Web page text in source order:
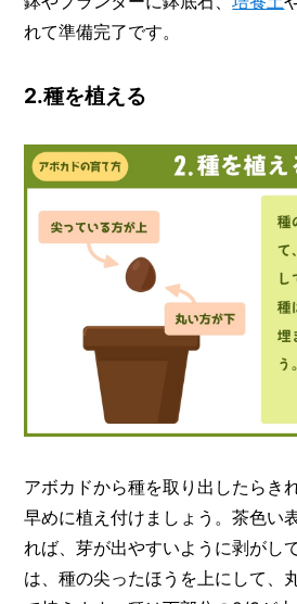
れて準備完了です。
2.種を植える
アボカドから種を取り出したらき
早めに植え付けましょう。茶色い
れば、芽が出やすいように剥がし
は、種の尖ったほうを上にして、